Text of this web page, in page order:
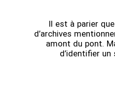
Il est à parier
d’archives
amont du pont.
d’identifier